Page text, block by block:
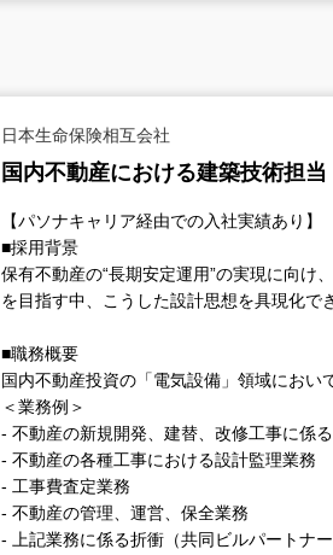
日本生命保険相互会社
国内不動産における建築技術担当
【パソナキャリア経由での入社実績あり】
■採用背景
保有不動産の“長期安定運用”の実現に向け
を目指す中、こうした設計思想を具現化で
■職務概要
国内不動産投資の「電気設備」領域におい
＜業務例＞
- 不動産の新規開発、建替、改修工事に係
- 不動産の各種工事における設計監理業務
- 工事費査定業務
- 不動産の管理、運営、保全業務
- 上記業務に係る折衝（共同ビルパートナ